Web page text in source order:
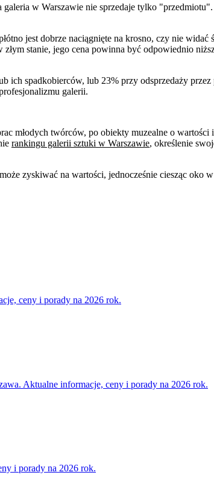
w Warszawie nie sprzedaje tylko
jest dobrze naciągnięte na krosno, czy nie
stanie, jego cena powinna być odpowiednio
spadkobierców, lub 23% przy odsprzedaży
galerii.
młodych twórców, po obiekty muzealne o
rankingu galerii sztuki w Warszawie, określenie
zyskiwać na wartości, jednocześnie ciesząc oko
ceny i porady na 2026 rok.
Aktualne informacje, ceny i porady na 2026 rok.
i porady na 2026 rok.